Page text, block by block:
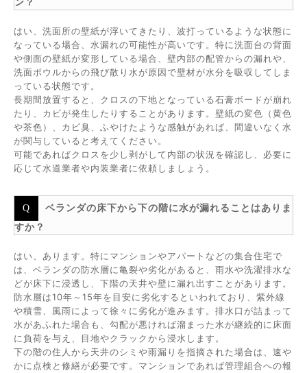
ン？
はい、洗面所の壁紙が浮いてきたり、波打っているような状態に
なっている場合、水漏れの可能性が高いです。特に洗面台の背面
や側面の壁紙が変形している場合、壁内部の配管からの漏れや、
洗面ボウルからの飛び散り水が原因で壁材が水分を吸収してしま
っている状態です。
長期間放置すると、クロスの下地となっている石膏ボードが崩れ
たり、カビが発生したりすることがあります。壁紙の変色（黄色
や茶色）、カビ臭、ふやけたような感触があれば、間違いなく水
が関与していると考えてください。
可能であればクロスを少し剥がして内部の状況を確認し、必要に
応じて水道業者や内装業者に依頼しましょう。
ベランダの床下から下の階に水が漏れることはありま
すか？
はい、あります。特にマンションやアパートなどの集合住宅で
は、ベランダの防水層に亀裂や劣化があると、雨水や洗濯排水な
どが床下に浸透し、下階の天井や壁に漏れ出すことがあります。
防水層は10年～15年を目安に劣化するといわれており、紫外線
や積雪、風雨によって徐々に劣化が進みます。排水口が詰まって
水があふれた場合も、勾配が悪ければ溜まった水が継続的に床面
に負荷を与え、目地やクラックから浸水します。
下の階の住人から天井のシミや雨漏りを指摘された場合は、速や
かに点検と修繕が必要です。マンションであれば管理組合への報